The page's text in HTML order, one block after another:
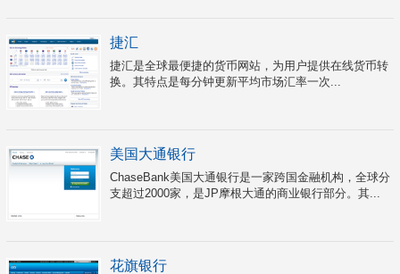
捷汇
捷汇是全球最便捷的货币网站，为用户提供在线货币转
换。其特点是每分钟更新平均市场汇率一次...
美国大通银行
ChaseBank美国大通银行是一家跨国金融机构，全球分
支超过2000家，是JP摩根大通的商业银行部分。其...
花旗银行